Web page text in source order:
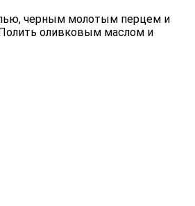
черным молотым перцем и
оливковым маслом и